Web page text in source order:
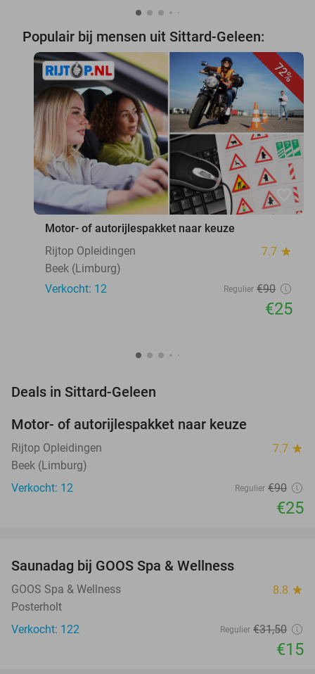
Populair bij mensen uit Sittard-Geleen:
72%
favorite_border
Motor- of autorijlespakket naar keuze
Rijtop Opleidingen
7.7 star
Beek (Limburg)
Verkocht: 12
Regulier €90
€25
Deals in Sittard-Geleen
Motor- of autorijlespakket naar keuze
Rijtop Opleidingen 7.7 star
Beek (Limburg)
Verkocht: 12
Regulier €90
€25
TODAY
Saunadag bij GOOS Spa & Wellness
GOOS Spa & Wellness 8.8 star
Posterholt
Verkocht: 122
Regulier €31,50
€15